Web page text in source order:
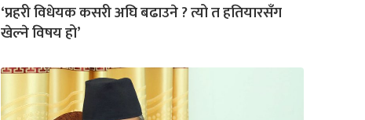
‘प्रहरी विधेयक कसरी अघि बढाउने ? त्यो त हतियारसँग
खेल्ने विषय हो’